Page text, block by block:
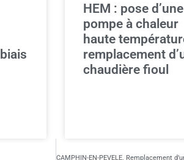
HEM : pose d’une
pompe à chaleur
haute
remplacement
chaudière fioul